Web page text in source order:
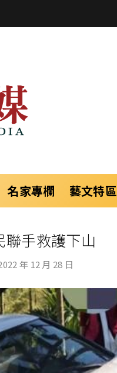
名家專欄 藝文特區
手救護下山
年 12 月 28 日